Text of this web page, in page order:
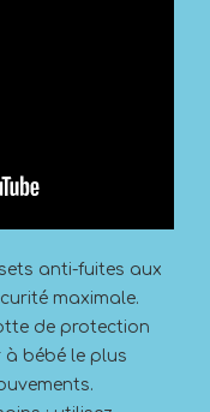
anti-fuites aux
maximale.
de protection
bébé le plus